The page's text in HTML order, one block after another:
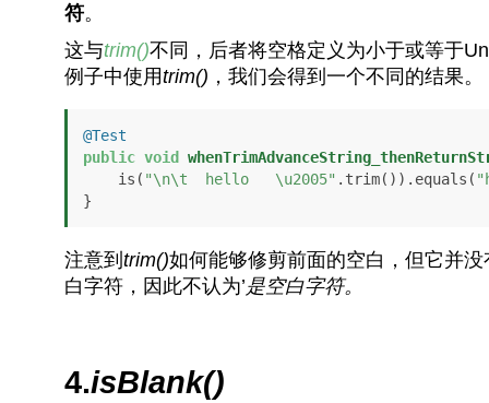
符。
这与trim()不同，后者将空格定义为小于或等于
例子中使用trim() ，我们会得到一个不同的结果。
@Test
public void
    is(
"\n\t  hello   \u2005" .trim()).equals(
}
注意到 trim()如何能够修剪前面的空白，但它并
白字符，因此不认为’是空白字符。
4.isBlank()